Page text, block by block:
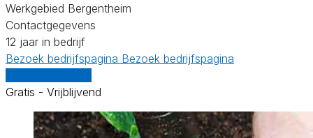
Werkgebied Bergentheim
Contactgegevens
12 jaar in bedrijf
Bezoek bedrijfspagina Bezoek bedrijfspagina
Gratis - Vrijblijvend